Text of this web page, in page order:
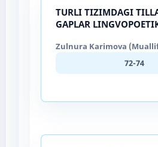
TURLI TIZIMDAGI
GAPLAR
Zulnura Karimova
72-74